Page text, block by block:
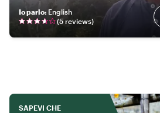
Io parlo: English
(5 reviews)
SAPEVI CHE